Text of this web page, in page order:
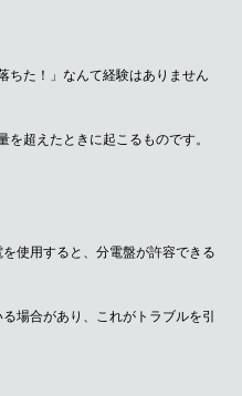
ちた！」なんて経験はありません
超えたときに起こるものです。
使用すると、分電盤が許容できる
場合があり、これがトラブルを引